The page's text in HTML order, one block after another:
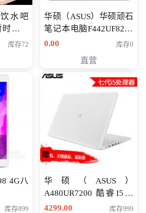
水吧
不要
库存72
华硕（ASUS）华硕顽石
笔记本电脑F442UF8250
八代独显轻薄办公商务
0.00 库存0
直营
4G八
库存899
华硕（ASUS）
A480UR7200 酷睿I5超
薄学生办公游戏独显笔
4299.00 库存999